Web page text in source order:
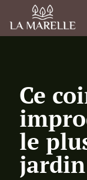
Ce
le
jardin